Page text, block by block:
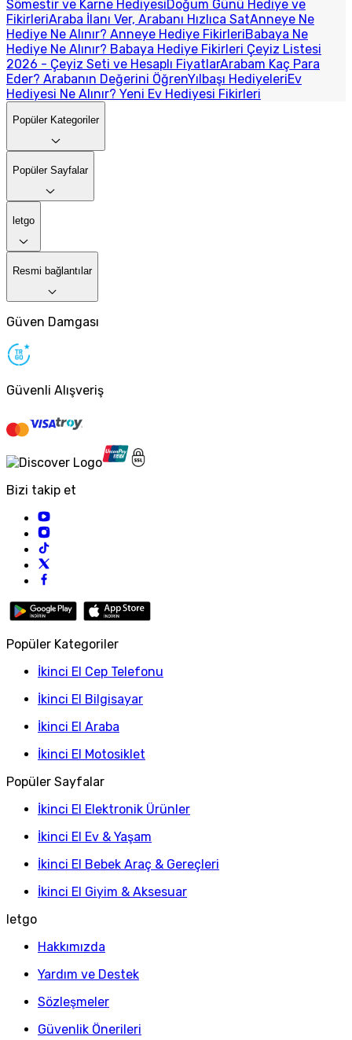
Sömestir ve Karne HediyesiDoğum Günü Hediye ve
FikirleriAraba İlanı Ver, Arabanı Hızlıca SatAnneye Ne
Hediye Ne Alınır? Anneye Hediye FikirleriBabaya Ne
Hediye Ne Alınır? Babaya Hediye Fikirleri Çeyiz Listesi
2026 - Çeyiz Seti ve Hesaplı FiyatlarArabam Kaç Para
Eder? Arabanın Değerini ÖğrenYılbaşı HediyeleriEv
Hediyesi Ne Alınır? Yeni Ev Hediyesi Fikirleri
Popüler Kategoriler
Popüler Sayfalar
letgo
Resmi bağlantılar
Güven Damgası
Güvenli Alışveriş
Bizi takip et
Popüler Kategoriler
İkinci El Cep Telefonu
İkinci El Bilgisayar
İkinci El Araba
İkinci El Motosiklet
Popüler Sayfalar
İkinci El Elektronik Ürünler
İkinci El Ev & Yaşam
İkinci El Bebek Araç & Gereçleri
İkinci El Giyim & Aksesuar
letgo
Hakkımızda
Yardım ve Destek
Sözleşmeler
Güvenlik Önerileri